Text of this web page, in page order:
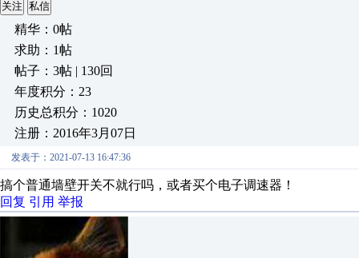
关注 私信
精华：0帖
求助：1帖
帖子：3帖 | 130回
年度积分：23
历史总积分：1020
注册：2016年3月07日
发表于：2021-07-13 16:47:36
搞个普通墙壁开关不就行吗，或者买个电子调速器！
回复 引用 举报